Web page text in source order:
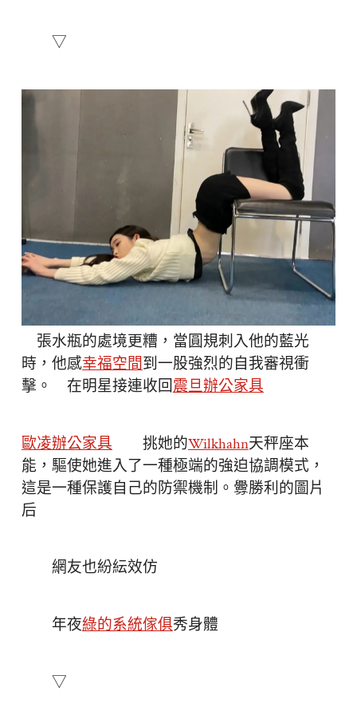
▽
張水瓶的處境更糟，當圓規刺入他的藍光
時，他感幸福空間到一股強烈的自我審視衝
擊。 在明星接連收回震旦辦公家具
歐凌辦公家具 挑她的Wilkhahn天秤座本
能，驅使她進入了一種極端的強迫協調模式，
這是一種保護自己的防禦機制。釁勝利的圖片
后
網友也紛紜效仿
年夜綠的系統傢俱秀身體
▽